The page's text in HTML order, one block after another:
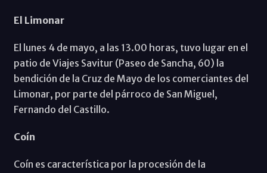
El Limonar
El lunes 4 de mayo, a las 13.00 horas, tuvo lugar en el
patio de Viajes Savitur (Paseo de Sancha, 60) la
bendición de la Cruz de Mayo de los comerciantes del
Limonar, por parte del párroco de San Miguel,
Fernando del Castillo.
Coín
Coín es característica por la procesión de la